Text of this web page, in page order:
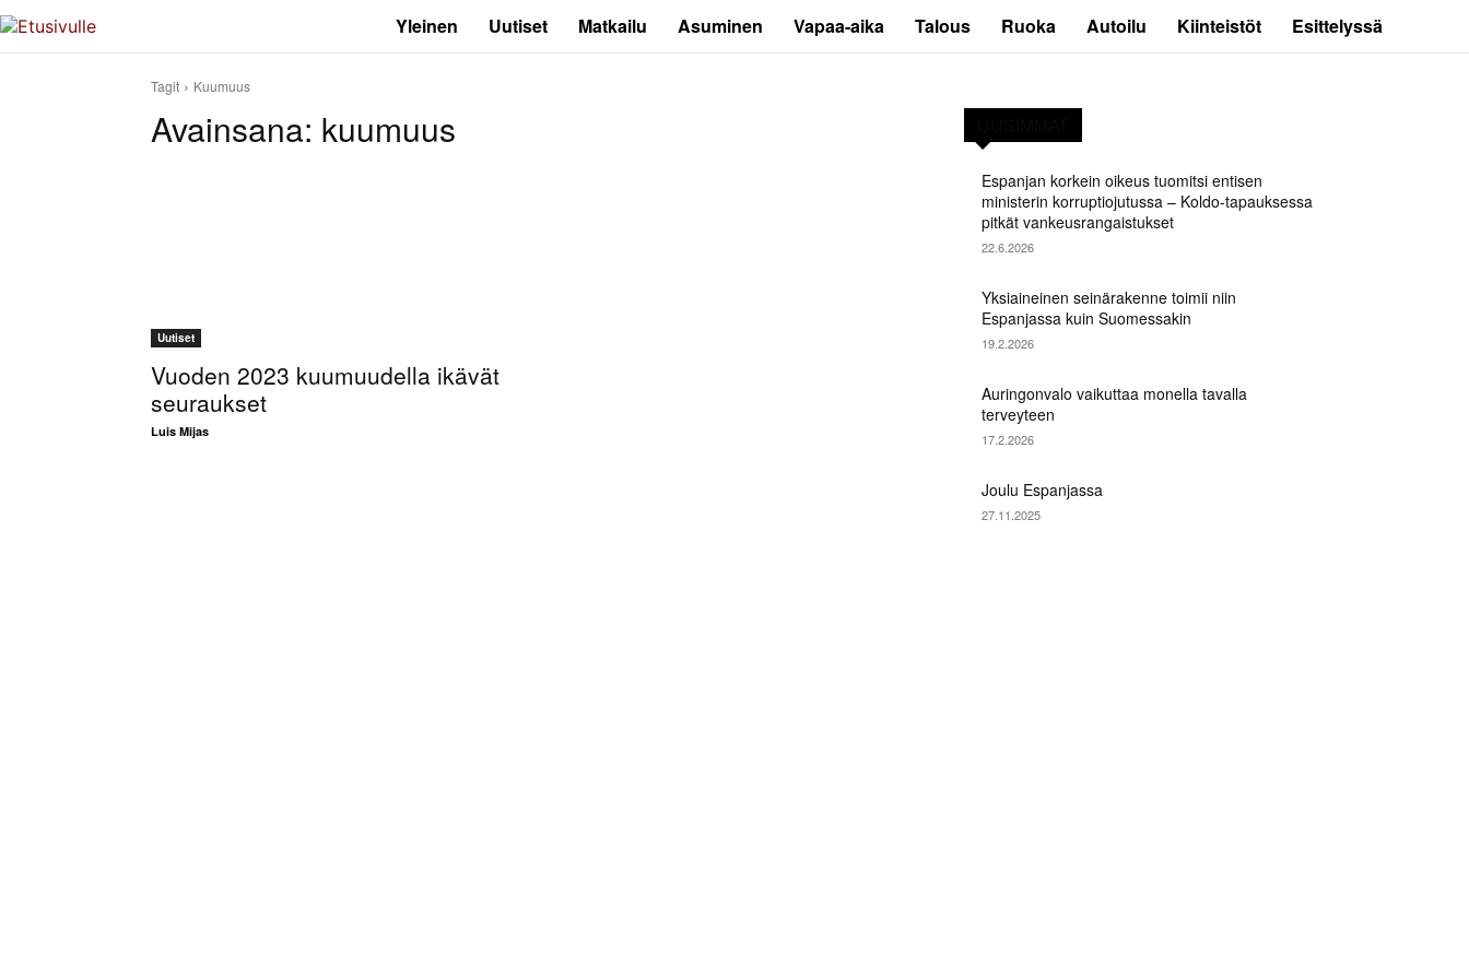
Yleinen Uutiset Matkailu Asuminen Vapaa-aika Talous Ruoka Autoilu Kiinteistöt Esittelyssä
Tagit Kuumuus
Avainsana: kuumuus
Uutiset
Vuoden 2023 kuumuudella ikävät
seuraukset
Luis Mijas
Espanjan korkein oikeus tuomitsi entisen
ministerin korruptiojutussa – Koldo-tapauksessa
pitkät vankeusrangaistukset
22.6.2026
Yksiaineinen seinärakenne toimii niin
Espanjassa kuin Suomessakin
19.2.2026
Auringonvalo vaikuttaa monella tavalla
terveyteen
17.2.2026
Joulu Espanjassa
27.11.2025